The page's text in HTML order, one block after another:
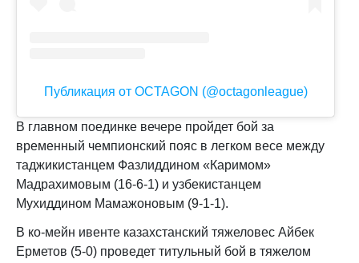
Публикация от OCTAGON (@octagonleague)
В главном поединке вечере пройдет бой за
временный чемпионский пояс в легком весе между
таджикистанцем Фазлиддином «Каримом»
Мадрахимовым (16-6-1) и узбекистанцем
Мухиддином Мамажоновым (9-1-1).
В ко-мейн ивенте казахстанский тяжеловес Айбек
Ерметов (5-0) проведет титульный бой в тяжелом